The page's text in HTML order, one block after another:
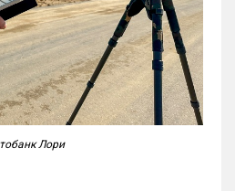
Лори